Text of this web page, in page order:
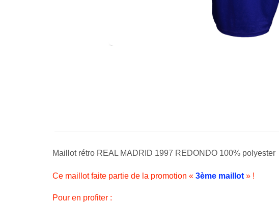
Maillot rétro REAL MADRID 1997 REDONDO 100% polyester
Ce maillot faite partie de la promotion « 3ème maillot » !
Pour en profiter :